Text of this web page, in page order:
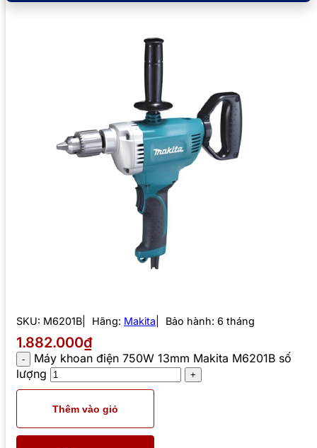
SKU: M6201B Hãng: Makita Bảo hành: 6 tháng
1.882.000₫
Máy khoan điện 750W 13mm Makita M6201B số
lượng
Thêm vào giỏ